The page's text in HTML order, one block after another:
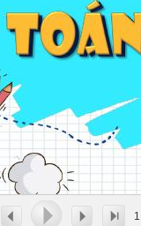
1